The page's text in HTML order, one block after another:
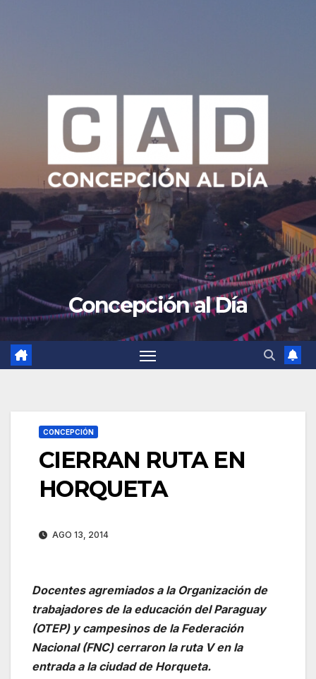
Concepción al Día
CONCEPCIÓN
CIERRAN RUTA EN
HORQUETA
AGO 13, 2014
Docentes agremiados a la Organización de
trabajadores de la educación del Paraguay
(OTEP) y campesinos de la Federación
Nacional (FNC) cerraron la ruta V en la
entrada a la ciudad de Horqueta.